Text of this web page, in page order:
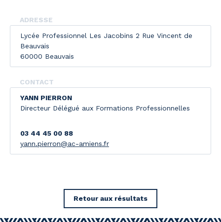
ADRESSE
Lycée Professionnel Les Jacobins 2 Rue Vincent de
Beauvais
60000 Beauvais
CONTACT
YANN PIERRON
Directeur Délégué aux Formations Professionnelles
03 44 45 00 88
yann.pierron@ac-amiens.fr
Retour aux résultats